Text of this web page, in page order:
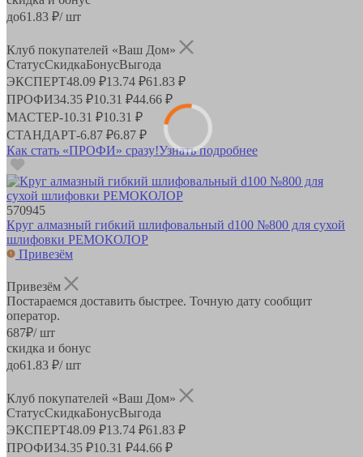
до61.83 ₽/ шт
Клуб покупателей «Ваш Дом»
СтатусСкидкаБонусВыгода
ЭКСПЕРТ48.09 ₽13.74 ₽61.83 ₽
ПРОФИ34.35 ₽10.31 ₽44.66 ₽
МАСТЕР-10.31 ₽10.31 ₽
СТАНДАРТ-6.87 ₽6.87 ₽
Как стать «ПРОФИ» сразу!Узнать подробнее
570945
Круг алмазный гибкий шлифовальный d100 №800 для сухой
шлифовки РЕМОКОЛОР
Привезём
Привезём
Постараемся доставить быстрее. Точную дату сообщит
оператор.
687₽/ шт
скидка и бонус
до61.83 ₽/ шт
Клуб покупателей «Ваш Дом»
СтатусСкидкаБонусВыгода
ЭКСПЕРТ48.09 ₽13.74 ₽61.83 ₽
ПРОФИ34.35 ₽10.31 ₽44.66 ₽